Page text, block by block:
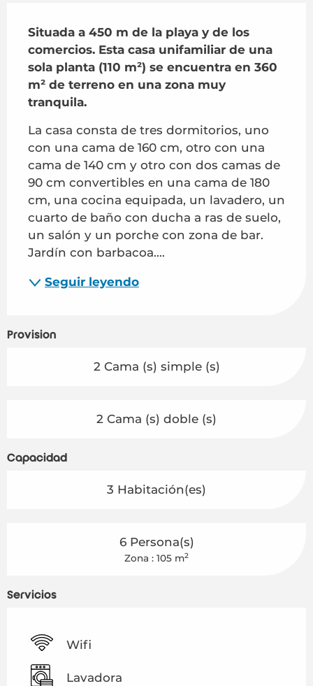
Situada a 450 m de la playa y de los
comercios. Esta casa unifamiliar de una
sola planta (110 m²) se encuentra en 360
m² de terreno en una zona muy
tranquila.
La casa consta de tres dormitorios, uno
con una cama de 160 cm, otro con una
cama de 140 cm y otro con dos camas de
90 cm convertibles en una cama de 180
cm, una cocina equipada, un lavadero, un
cuarto de baño con ducha a ras de suelo,
un salón y un porche con zona de bar.
Jardín con barbacoa....
Seguir leyendo
Provisión
2 Cama (s) simple (s)
2 Cama (s) doble (s)
Capacidad
3 Habitación(es)
6 Persona(s)
Zona : 105 m2
Servicios
Wifi
Lavadora